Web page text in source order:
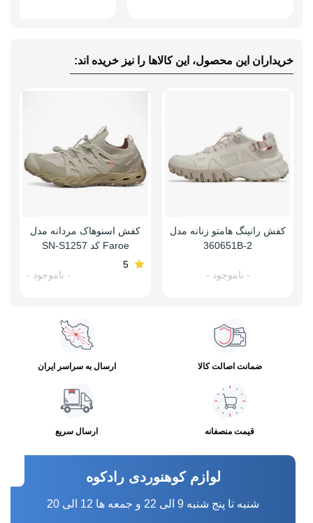
خریداران این محصول، این کالاها را نیز خریده اند:
کفش رانینگ هامتو زنانه مدل
360651B-2
- ناموجود -
کفش اسنوهاک مردانه مدل
Faroe کد SN-S1257
5
- ناموجود -
ضمانت اصالت کالا ارسال به سراسر ایران
قیمت منصفانه ارسال سریع
لوازم کوهنوردی رادکوه
شنبه تا پنج شنبه 9 الی 22 و جمعه ها 12 الی 20